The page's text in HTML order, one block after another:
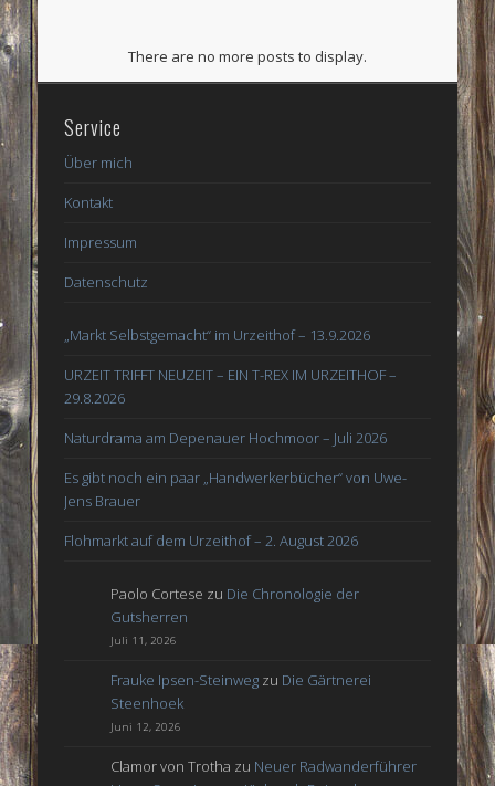
There are no more posts to display.
Service
Über mich
Kontakt
Impressum
Datenschutz
„Markt Selbstgemacht“ im Urzeithof – 13.9.2026
URZEIT TRIFFT NEUZEIT – EIN T-REX IM URZEITHOF –
29.8.2026
Naturdrama am Depenauer Hochmoor – Juli 2026
Es gibt noch ein paar „Handwerkerbücher“ von Uwe-
Jens Brauer
Flohmarkt auf dem Urzeithof – 2. August 2026
Paolo Cortese zu Die Chronologie der
Gutsherren
Juli 11, 2026
Frauke Ipsen-Steinweg zu Die Gärtnerei
Steenhoek
Juni 12, 2026
Clamor von Trotha zu Neuer Radwanderführer